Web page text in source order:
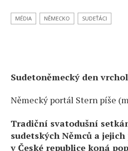
MÉDIA NĚMECKO SUDEŤÁCI
Sudetoněmecký den
Německý portál Stern píše
Tradiční svatodušní
sudetských Němců a
v České republice koná